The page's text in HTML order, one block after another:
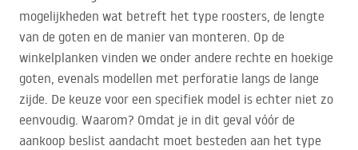
mogelijkheden wat betreft het type roosters, de lengte
van de goten en de manier van monteren. Op de
winkelplanken vinden we onder andere rechte en hoekige
goten, evenals modellen met perforatie langs de lange
zijde. De keuze voor een specifiek model is echter niet zo
eenvoudig. Waarom? Omdat je in dit geval vóór de
aankoop beslist aandacht moet besteden aan het type